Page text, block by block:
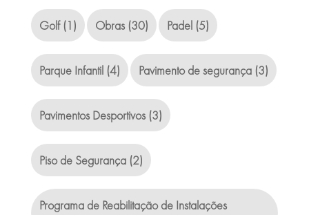
Golf(1) Obras(30) Padel(5)
Parque Infantil(4) Pavimento de segurança(3)
Pavimentos Desportivos(3)
Piso de Segurança(2)
Programa de Reabilitação de Instalações